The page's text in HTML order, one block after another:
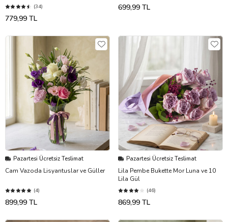
(34)
779,99 TL
699,99 TL
Pazartesi Ücretsiz Teslimat
Cam Vazoda Lisyantuslar ve Güller
(4)
899,99 TL
Pazartesi Ücretsiz Teslimat
Lila Pembe Bukette Mor Luna ve 10
Lila Gül
(46)
869,99 TL